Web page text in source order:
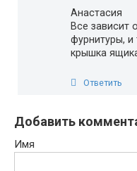
Анастасия
Все зависит
фурнитуры, и
крышка
Ответить
Добавить
Имя